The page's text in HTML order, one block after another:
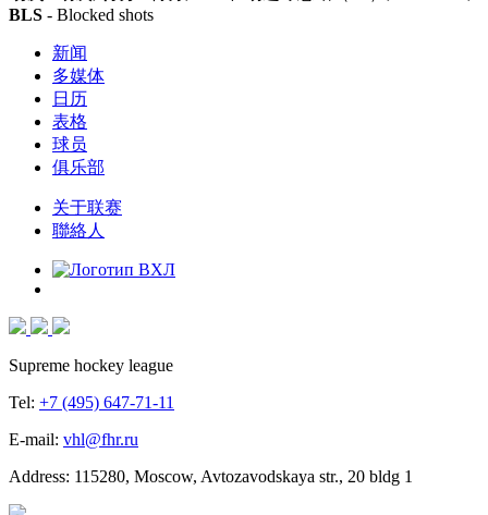
BLS - Blocked shots
新闻
多媒体
日历
表格
球员
俱乐部
关于联赛
聯絡人
Supreme hockey league
Tel: +7 (495) 647-71-11
E-mail: vhl@fhr.ru
Address: 115280, Moscow, Avtozavodskaya str., 20 bldg 1